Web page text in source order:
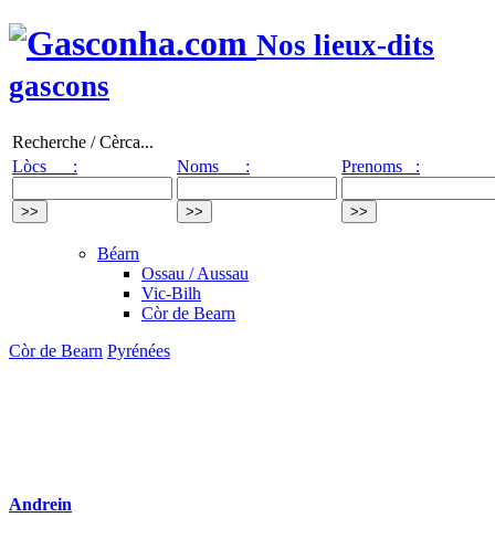
Nos lieux-dits
gascons
Recherche / Cèrca...
Lòcs :
Noms : Prenoms :
Béarn
Ossau / Aussau
Vic-Bilh
Còr de Bearn
Còr de Bearn Pyrénées
Andrein